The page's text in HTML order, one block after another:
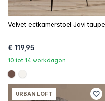
Velvet eetkamerstoel Javi taupe
€ 119,95
10 tot 14 werkdagen
#6e5148
#f5f3ef
URBAN LOFT